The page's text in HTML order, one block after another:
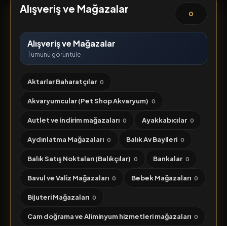
Alışveriş ve Mağazalar 0
Alışveriş ve Mağazalar
Tümünü görüntüle
Aktarlar Baharatçılar 0
Akvaryumcular (Pet Shop Akvaryum) 0
Autlet ve indirim mağazaları 0 Ayakkabıcılar 0
Aydınlatma Mağazaları 0 Balık Av Bayileri 0
Balık Satış Noktaları (Balıkçılar) 0 Bankalar 0
Bavul ve Valiz Mağazaları 0 Bebek Mağazaları 0
Bijuteri Mağazaları 0
Cam doğrama ve Aliminyum hizmetleri mağazaları 0